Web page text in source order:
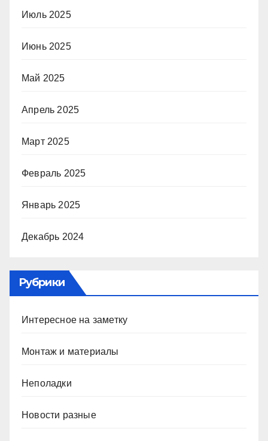
Июль 2025
Июнь 2025
Май 2025
Апрель 2025
Март 2025
Февраль 2025
Январь 2025
Декабрь 2024
Рубрики
Интересное на заметку
Монтаж и материалы
Неполадки
Новости разные